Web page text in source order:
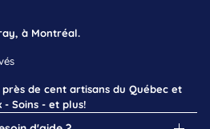
à Montréal.
de cent artisans du Québec et
- Soins - et plus!